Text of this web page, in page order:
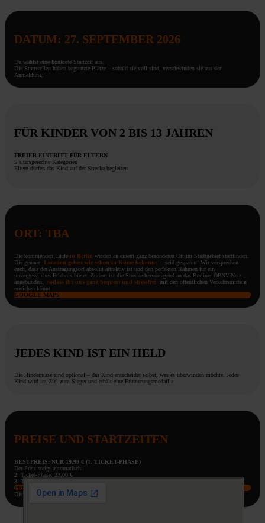
DATUM: 27. SEPTEMBER 2026
Du wählst eine konkrete Startzeit aus.
Die Startwellen haben begrenzte Plätze – sobald sie voll sind, verschwinden sie aus der
Anmeldung.
FÜR KINDER VON 2 BIS 13 JAHREN
FREIER EINTRITT FÜR ELTERN
5 altersgerechte Kategorien
Eltern dürfen das Kind auf der Strecke begleiten
ORT: TBA
Die kommenden Läufe in Berlin werden an einem ganz besonderen Ort im Stadtgebiet stattfinden.
Die genaue Location geben wir schon in Kürze bekannt – seid gespannt! Wir versprechen
euch, dass der Austragungsort absolut attraktiv ist und den perfekten Rahmen für ein
unvergessliches Erlebnis bietet. Zudem ist die Strecke hervorragend an das Berliner ÖPNV-Netz
angebunden, sodass ihr uns ganz bequem und stressfrei mit den öffentlichen Verkehrsmitteln
erreichen könnt.
GOOGLE MAPS
JEDES KIND IST EIN HELD
Die Hindernisse sind optional – das Kind entscheidet selbst, was es überwinden möchte. Jedes
Kind wird im Ziel zum Sieger und erhält eine Erinnerungsmedaille.
PREISE UND STARTZEITEN
BESTPREIS: NUR 19,99 € (1. TICKET-PHASE)
Der Preis steigt automatisch:
2. Ticket-Phase: 23,00 €
3. Ticket-Phase: 27,00 €
PREIS UND STARTZEIT RESERVIEREN
Die beliebtesten Startzeiten sind am schnellsten ausgebucht!